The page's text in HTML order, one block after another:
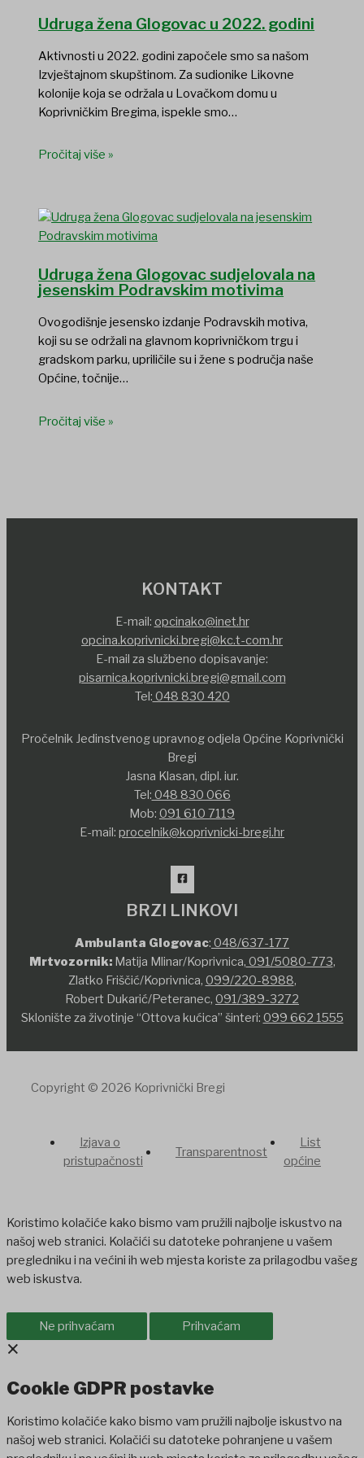
Udruga žena Glogovac u 2022. godini
Aktivnosti u 2022. godini započele smo sa našom
Izvještajnom skupštinom. Za sudionike Likovne
kolonije koja se održala u Lovačkom domu u
Koprivničkim Bregima, ispekle smo…
Pročitaj više »
Udruga žena Glogovac sudjelovala na
jesenskim Podravskim motivima
Ovogodišnje jesensko izdanje Podravskih motiva,
koji su se održali na glavnom koprivničkom trgu i
gradskom parku, upriličile su i žene s područja naše
Općine, točnije…
Pročitaj više »
KONTAKT
E-mail: opcinako@inet.hr
opcina.koprivnicki.bregi@kc.t-com.hr
E-mail za službeno dopisavanje:
pisarnica.koprivnicki.bregi@gmail.com
Tel: 048 830 420
Pročelnik Jedinstvenog upravnog odjela Općine Koprivnički
Bregi
Jasna Klasan, dipl. iur.
Tel: 048 830 066
Mob: 091 610 7119
E-mail: procelnik@koprivnicki-bregi.hr
BRZI LINKOVI
Ambulanta Glogovac: 048/637-177
Mrtvozornik:Matija Mlinar/Koprivnica, 091/5080-773,
Zlatko Friščić/Koprivnica, 099/220-8988,
Robert Dukarić/Peteranec, 091/389-3272
Sklonište za životinje “Ottova kućica” šinteri: 099 662 1555
Copyright © 2026 Koprivnički Bregi
Izjava o
pristupačnosti
Transparentnost
List
općine
Koristimo kolačiće kako bismo vam pružili najbolje iskustvo na
našoj web stranici. Kolačići su datoteke pohranjene u vašem
pregledniku i na većini ih web mjesta koriste za prilagodbu vašeg
web iskustva.
Ne prihvaćam Prihvaćam
×
Cookie GDPR postavke
Koristimo kolačiće kako bismo vam pružili najbolje iskustvo na
našoj web stranici. Kolačići su datoteke pohranjene u vašem